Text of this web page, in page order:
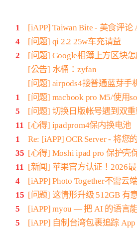
1
[iAPP] Taiwan Bite - 美食评论
4
[问题] qi 2.2 25w车充请益
2
[问题] Google相簿上方区块
[公告] 水桶：zyfan
[问题] airpods4接普通蓝芽手
1
[问题] macbook pro M5/使用
5
[问题] 切换日版帐号遇到双
11
[心得] ipadprom4保内换电池
1
Re: [iAPP] OCR Server - 将您
35 [心得] Moshi ipad pro 保护壳
11
[新闻] 苹果官方认证！2026
4
[iAPP] Photo Together不需云
15 [问题] 这情形升级 512GB 有
5
[iAPP] myou — 把 AI 的语言
5
[iAPP] 自制台湾包裹追踪